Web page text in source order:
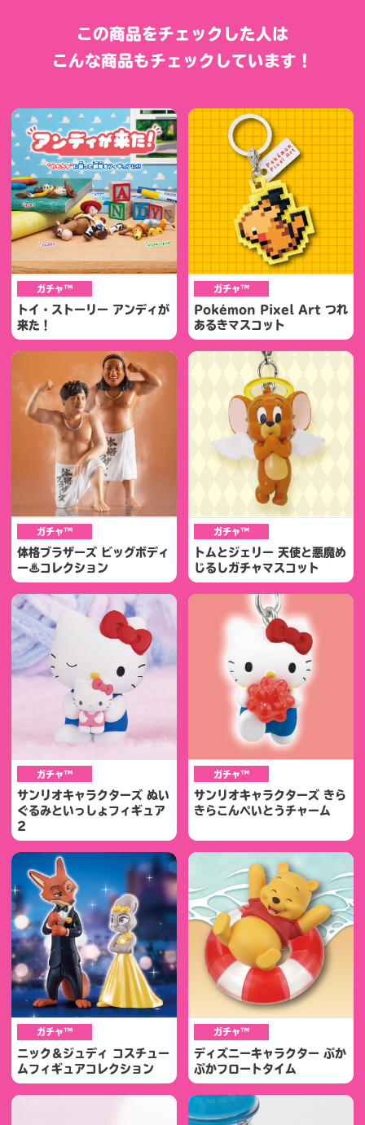
この商品をチェックした人は
こんな商品もチェックしています！
ガチャ™
トイ・ストーリー アンディが
来た！
ガチャ™
Pokémon Pixel Art つれ
あるきマスコット
ガチャ™
体格ブラザーズ ビッグボディ
ー♨コレクション
ガチャ™
トムとジェリー 天使と悪魔め
じるしガチャマスコット
ガチャ™
サンリオキャラクターズ ぬい
ぐるみといっしょフィギュア
2
ガチャ™
サンリオキャラクターズ きら
きらこんぺいとうチャーム
ガチャ™
ニック＆ジュディ コスチュー
ムフィギュアコレクション
ガチャ™
ディズニーキャラクター ぷか
ぷかフロートタイム